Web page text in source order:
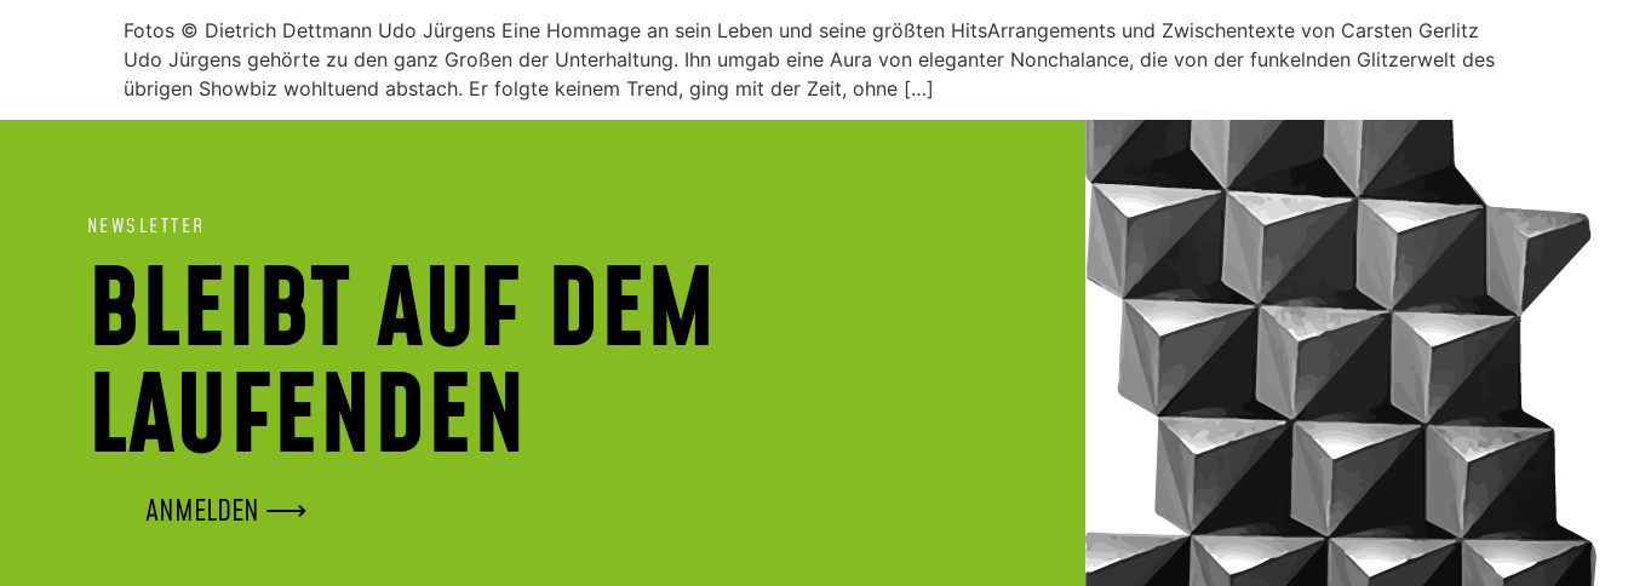
Fotos © Dietrich Dettmann Udo Jürgens Eine Hommage an sein Leben und seine größten HitsArrangements und Zwischentexte von Carsten Gerlitz
Udo Jürgens gehörte zu den ganz Großen der Unterhaltung. Ihn umgab eine Aura von eleganter Nonchalance, die von der funkelnden Glitzerwelt des
übrigen Showbiz wohltuend abstach. Er folgte keinem Trend, ging mit der Zeit, ohne […]
NEWSLETTER
BLEIBT AUF DEM
LAUFENDEN
ANMELDEN ⟶